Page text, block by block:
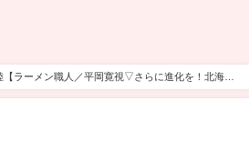
【ラーメン職人／平岡寛視▽さらに進化を！北海道
番組内容解析まとめ